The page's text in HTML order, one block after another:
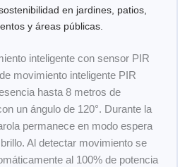
en jardines, patios,
y áreas públicas.
inteligente con sensor PIR
movimiento inteligente PIR
hasta 8 metros de
un ángulo de 120°. Durante la
permanece en modo espera
Al detectar movimiento se
al 100% de potencia